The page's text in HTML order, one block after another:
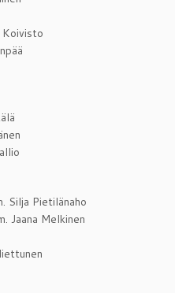
Koivisto
Silja Pietilänaho
Jaana Melkinen